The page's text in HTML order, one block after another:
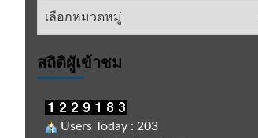
หัวข้อ
สถิติผูัเข้าชม
Users Today : 203